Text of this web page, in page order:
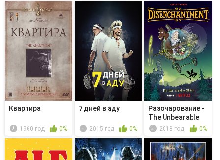
Квартира
1960 год 0%
7 дней в аду
2015 год 0%
Разочарование -
The Unbearable
Lightn...
2018 год 0%